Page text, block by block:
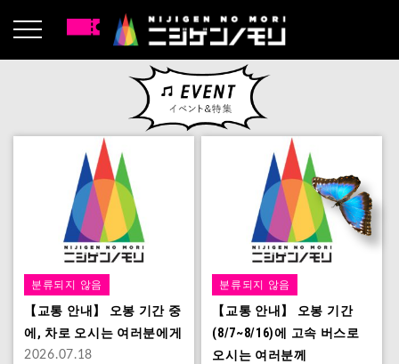
분류되지 않음
【교통 안내】 오봉 기간 중
에, 차로 오시는 여러분에게
2026.07.18
분류되지 않음
【교통 안내】 오봉 기간
(8/7~8/16)에 고속 버스로
오시는 여러분께